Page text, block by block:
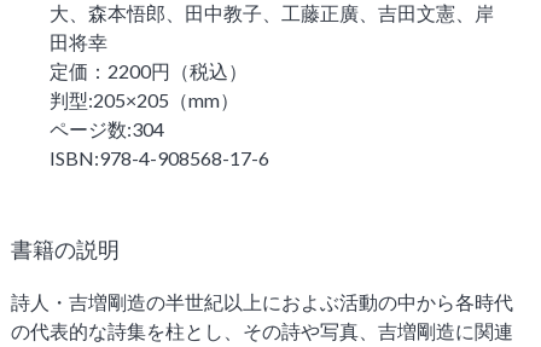
雑誌「子午線 原理・形態・批評」
創刊の辞
雑誌 子午線
お問い合わせ
大、森本悟郎、田中教子、工藤正廣、吉田文憲、岸
田将幸
定価：2200円（税込）
判型:205×205（mm）
ページ数:304
ISBN:978-4-908568-17-6
書籍の説明
詩人・吉増剛造の半世紀以上におよぶ活動の中から各時代
の代表的な詩集を柱とし、その詩や写真、吉増剛造に関連